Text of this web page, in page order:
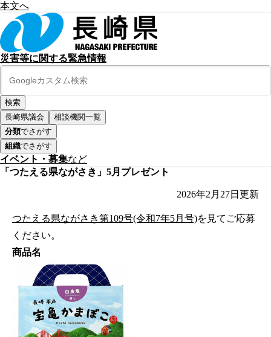
本文へ
災害等に関する緊急情報
長崎県議会
相談機関一覧
分類でさがす
組織でさがす
イベント・募集など
「つたえる県ながさき」5月プレゼント
2026年2月27日 更新
つたえる県ながさき第109号(令和7年5月号)を見てご応募
ください。
商品名